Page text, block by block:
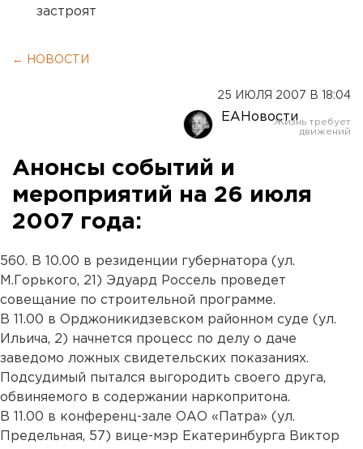
застроят
← НОВОСТИ
25 ИЮЛЯ 2007 В 18:04
ЕАНовости
Анонсы событий и
мероприятий на 26 июля
2007 года:
560. В 10.00 в резиденции губернатора (ул.
М.Горького, 21) Эдуард Россель проведет
совещание по строительной программе.
В 11.00 в Орджоникидзевском районном суде (ул.
Ильича, 2) начнется процесс по делу о даче
заведомо ложных свидетельских показаниях.
Подсудимый пытался выгородить своего друга,
обвиняемого в содержании наркопритона.
В 11.00 в конференц-зале ОАО «Патра» (ул.
Предельная, 57) вице-мэр Екатеринбурга Виктор